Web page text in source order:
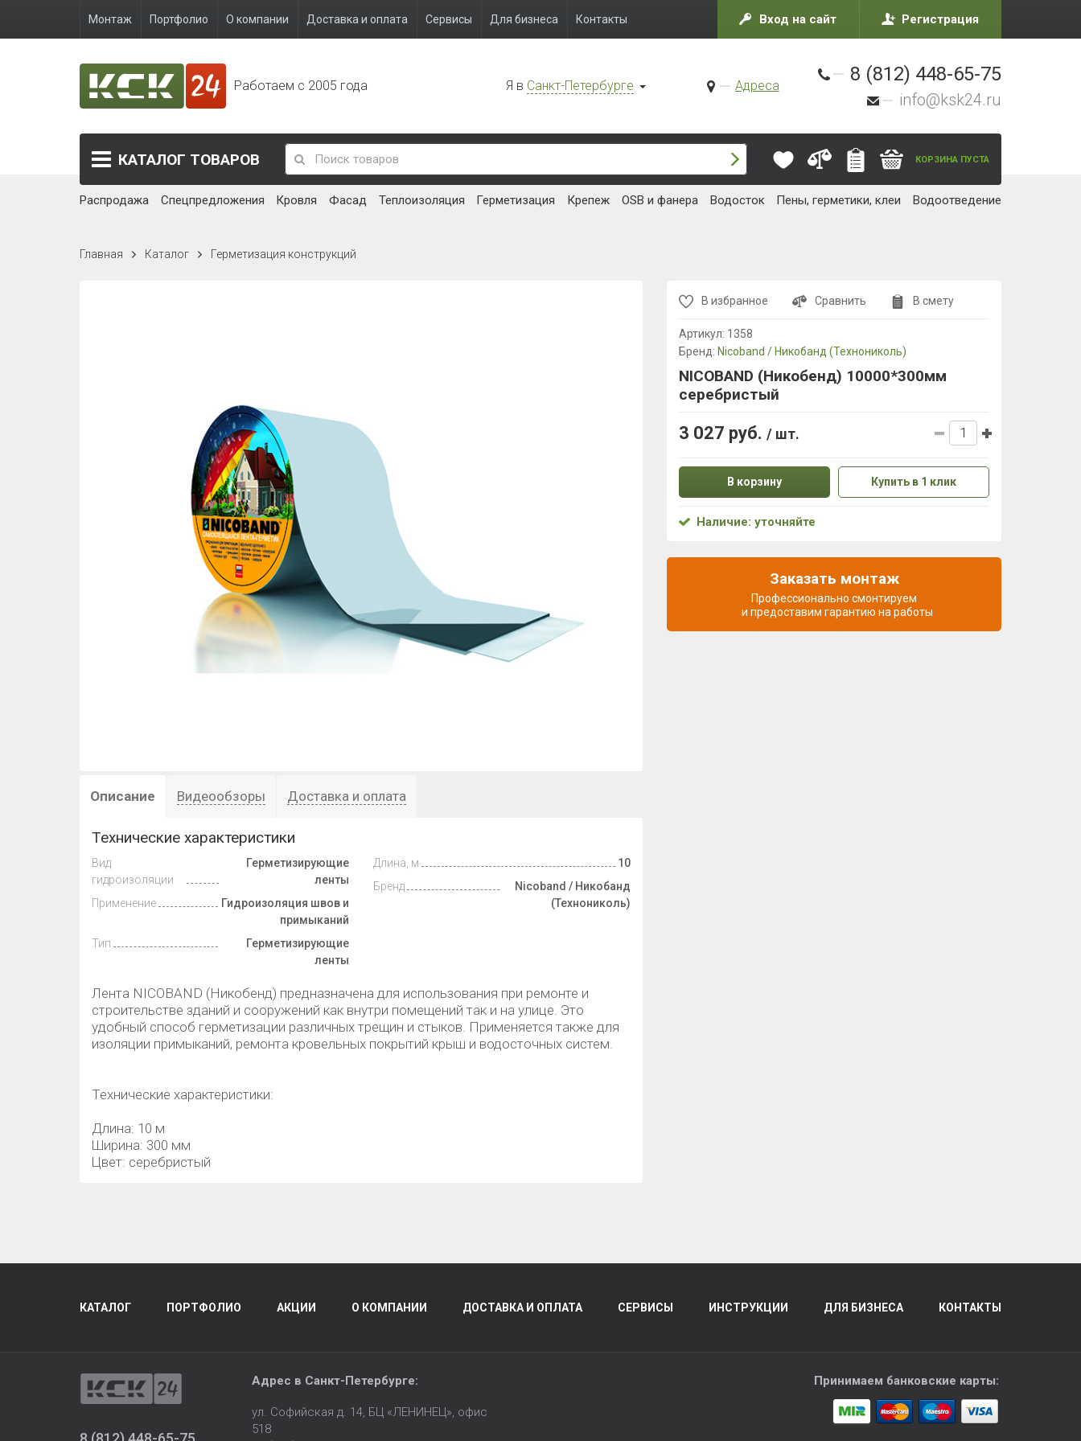
Монтаж Портфолио О компании Доставка и оплата Сервисы Для бизнеса Контакты Вход на сайт Регистрация
Работаем с 2005 года Я в Санкт-Петербурге Адреса
8 (812) 448-65-75
info@ksk24.ru
КАТАЛОГ ТОВАРОВ КОРЗИНА ПУСТА
Распродажа Спецпредложения Кровля Фасад Теплоизоляция Герметизация Крепеж OSB и фанера Водосток Пены, герметики, клеи Водоотведение
Главная Каталог Герметизация конструкций
Описание Видеообзоры Доставка и оплата
Технические характеристики
Вид
гидроизоляции
Герметизирующие
ленты
Применение
Гидроизоляция швов и
примыканий
Тип
Герметизирующие
ленты
Длина, м
10
Бренд
Nicoband / Никобанд
(Технониколь)
Лента NICOBAND (Никобенд) предназначена для использования при ремонте и
строительстве зданий и сооружений как внутри помещений так и на улице. Это
удобный способ герметизации различных трещин и стыков. Применяется также для
изоляции примыканий, ремонта кровельных покрытий крыш и водосточных систем.
Технические характеристики:
Длина: 10 м
Ширина: 300 мм
Цвет: серебристый
В избранное Сравнить В смету
Артикул: 1358
Бренд: Nicoband / Никобанд (Технониколь)
NICOBAND (Никобенд) 10000*300мм
серебристый
3 027 руб. / шт.
В корзину Купить в 1 клик
Наличие: уточняйте
Заказать монтаж
Профессионально смонтируем
и предоставим гарантию на работы
КАТАЛОГ ПОРТФОЛИО АКЦИИ О КОМПАНИИ ДОСТАВКА И ОПЛАТА СЕРВИСЫ ИНСТРУКЦИИ ДЛЯ БИЗНЕСА КОНТАКТЫ
Адрес в Санкт-Петербурге:
ул. Софийская д. 14, БЦ «ЛЕНИНЕЦ», офис
518
Принимаем банковские карты: